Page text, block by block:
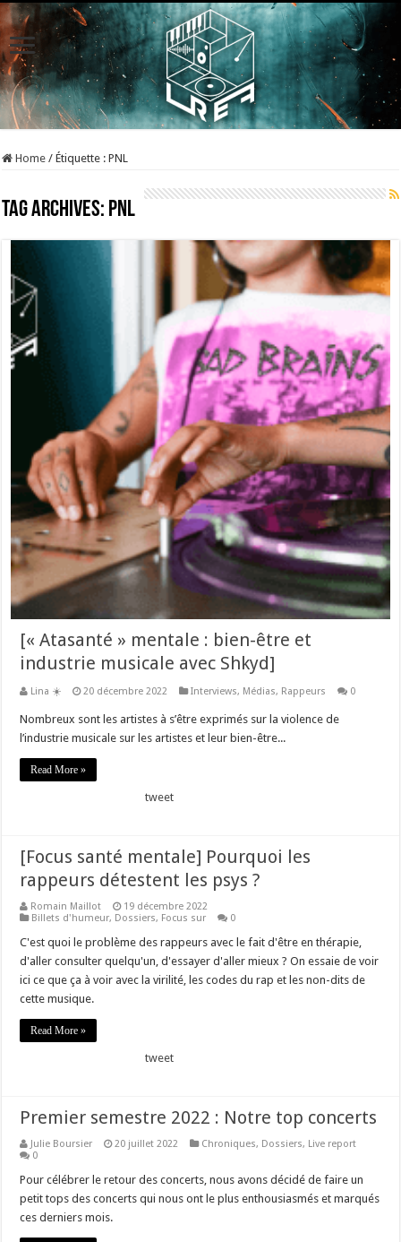
Home / Étiquette :PNL
Tag Archives: PNL
[« Atasanté » mentale : bien-être et
industrie musicale avec Shkyd]
Lina ☀️ 20 décembre 2022 Interviews, Médias, Rappeurs 0
Nombreux sont les artistes à s’être exprimés sur la violence de
l’industrie musicale sur les artistes et leur bien-être...
Read More »
tweet
[Focus santé mentale] Pourquoi les
rappeurs détestent les psys ?
Romain Maillot
19 décembre 2022
Billets d'humeur, Dossiers, Focus sur 0
C'est quoi le problème des rappeurs avec le fait d'être en thérapie,
d'aller consulter quelqu'un, d'essayer d'aller mieux ? On essaie de voir
ici ce que ça à voir avec la virilité, les codes du rap et les non-dits de
cette musique.
Read More »
tweet
Premier semestre 2022 : Notre top concerts
Julie Boursier 20 juillet 2022 Chroniques, Dossiers, Live report
0
Pour célébrer le retour des concerts, nous avons décidé de faire un
petit tops des concerts qui nous ont le plus enthousiasmés et marqués
ces derniers mois.